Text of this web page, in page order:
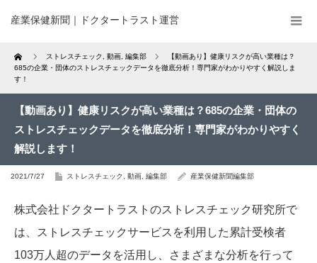
産業保健新聞｜ドクタートラスト運営
Home ストレスチェック 動画 編集部
【動画あり】健康リスクが高い業種は？
685の企業・団体のストレスチェックデータを徹底分析！専門家がわかりやすく解説しま
す！
【動画あり】健康リスクが高い業種は？685の企業・団体の
ストレスチェックデータを徹底分析！専門家がわかりやすく
解説します！
2021/7/27 ストレスチェック 動画 編集部 産業保健新聞編集部
株式会社ドクタートラストのストレスチェック研究所で
は、ストレスチェックサービスを利用した累計受検者
103万人超のデータを活用し、さまざまな分析を行って